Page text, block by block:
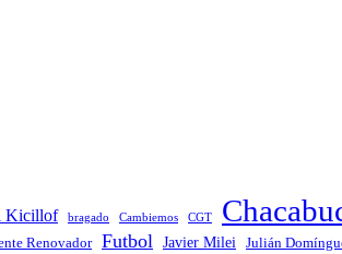
Kicillof bragado Cambiemos CGT
Renovador Futbol Javier Milei Julián